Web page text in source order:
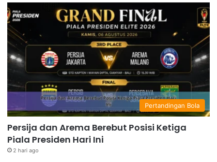
Pertandingan Bola
Persija dan Arema Berebut Posisi Ketiga
Piala Presiden Hari Ini
2 hari ago